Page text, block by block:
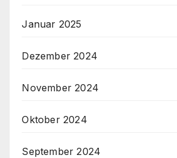
Januar 2025
Dezember 2024
November 2024
Oktober 2024
September 2024